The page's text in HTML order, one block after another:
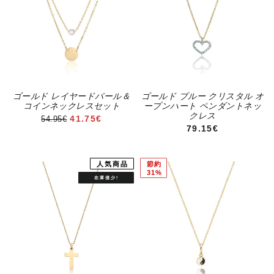
ゴールド レイヤードパール＆
コインネックレスセット
54.95€ セール価格
41.75€
ゴールド ブルー クリスタル オ
ープンハート ペンダントネッ
クレス
通常価格
79.15€
人気商品
節約
31%